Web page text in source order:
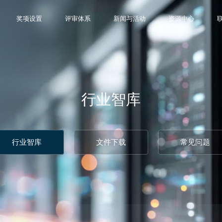
奖项设置 评审体系 新闻与活动 资源中心
行业智库
行业智库 文件下载 常见问题